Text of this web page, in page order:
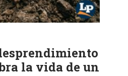
la vida de un